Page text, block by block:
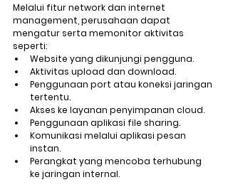
Melalui fitur network dan internet
management, perusahaan dapat
mengatur serta memonitor aktivitas
seperti:
Website yang dikunjungi pengguna.
Aktivitas upload dan download.
Penggunaan port atau koneksi jaringan
tertentu.
Akses ke layanan penyimpanan cloud.
Penggunaan aplikasi file sharing.
Komunikasi melalui aplikasi pesan
instan.
Perangkat yang mencoba terhubung
ke jaringan internal.